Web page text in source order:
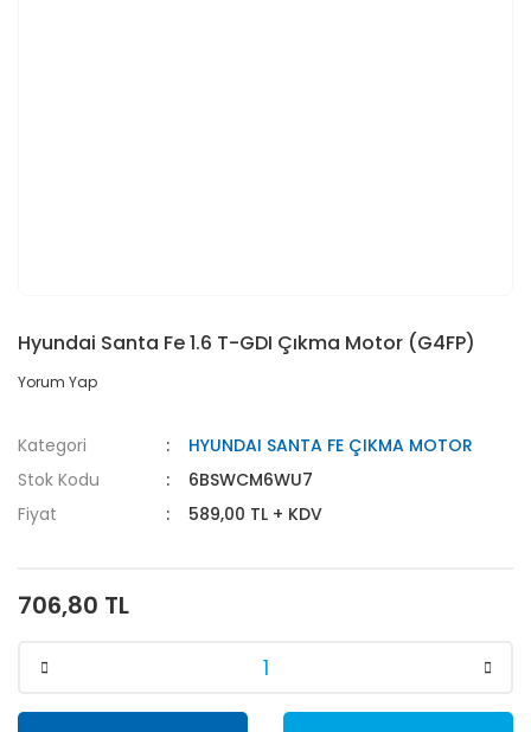
Hyundai Santa Fe 1.6 T-GDI Çıkma Motor (G4FP)
Yorum Yap
Kategori
HYUNDAI SANTA FE ÇIKMA MOTOR
Stok Kodu
6BSWCM6WU7
Fiyat
589,00 TL + KDV
706,80 TL